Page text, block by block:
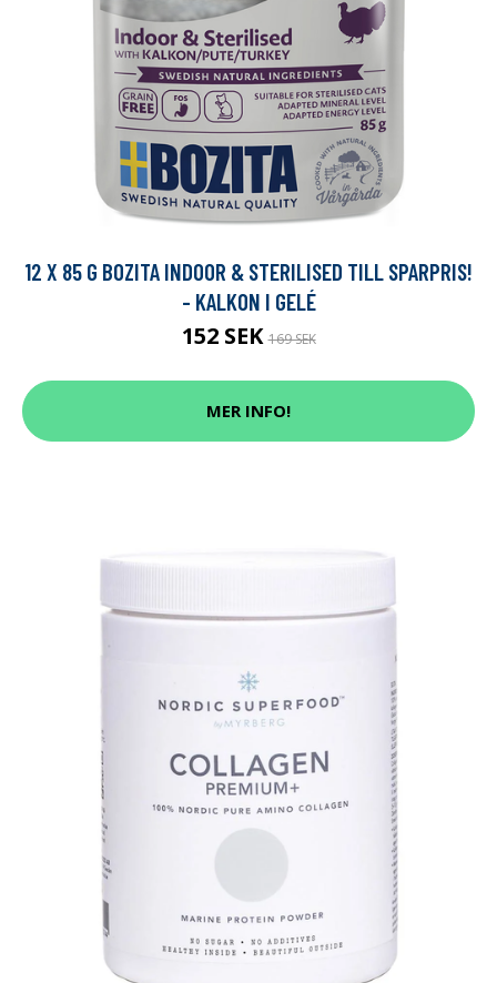
12 X 85 G BOZITA INDOOR & STERILISED TILL SPARPRIS!
- KALKON I GELÉ
152 SEK169 SEK
MER INFO!